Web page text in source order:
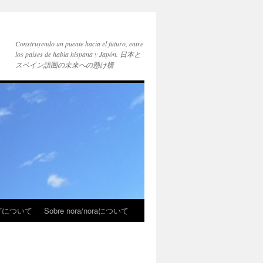
Construyendo un puente hacia el futuro, entre
los países de habla hispana y Japón. 日本と
スペイン語圏の未来への懸け橋
ついて Sobre nora/noraについて